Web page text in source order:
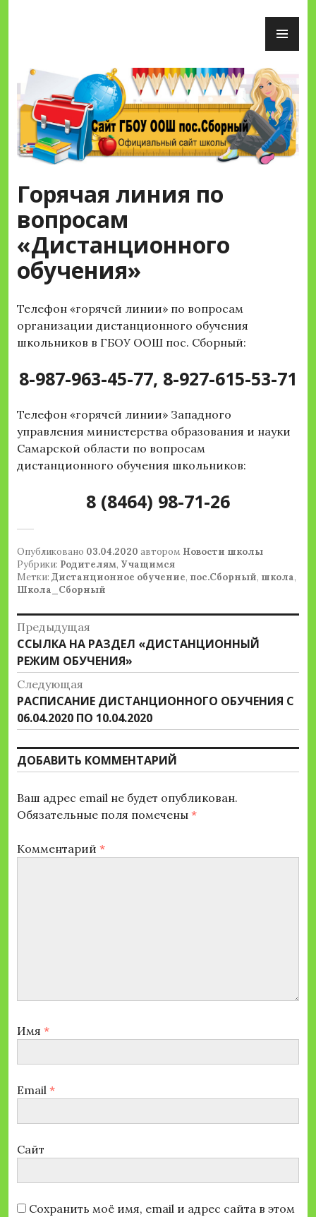
Сайт ГБОУ ООШ пос.Сборный
Горячая линия по
вопросам
«Дистанционного
обучения»
Телефон «горячей линии» по вопросам
организации дистанционного обучения
школьников в ГБОУ ООШ пос. Сборный:
8-987-963-45-77, 8-927-615-53-71
Телефон «горячей линии» Западного
управления министерства образования и науки
Самарской области по вопросам
дистанционного обучения школьников:
8 (8464) 98-71-26
Опубликовано 03.04.2020 автором Новости школы
Рубрики: Родителям, Учащимся
Метки: Дистанционное обучение, пос.Сборный, школа,
Школа_Сборный
Навигация
по
записям
Предыдущая
Предыдущая
запись:
ССЫЛКА НА РАЗДЕЛ «ДИСТАНЦИОННЫЙ
РЕЖИМ ОБУЧЕНИЯ»
Следующая
Следующая
запись:
РАСПИСАНИЕ ДИСТАНЦИОННОГО ОБУЧЕНИЯ С
06.04.2020 ПО 10.04.2020
ДОБАВИТЬ КОММЕНТАРИЙ
Ваш адрес email не будет опубликован.
Обязательные поля помечены *
Комментарий *
Имя *
Email *
Сайт
Сохранить моё имя, email и адрес сайта в этом